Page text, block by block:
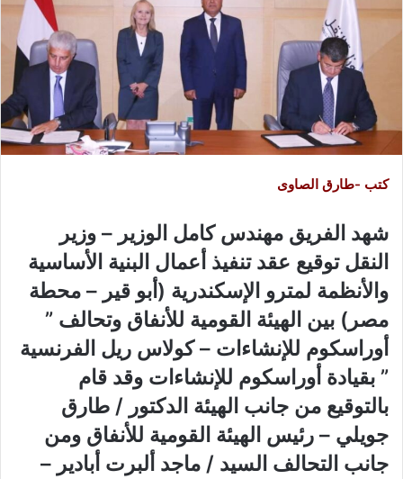
كتب -طارق الصاوى
شهد الفريق مهندس كامل الوزير – وزير
النقل توقيع عقد تنفيذ أعمال البنية الأساسية
والأنظمة لمترو الإسكندرية (أبو قير – محطة
مصر) بين الهيئة القومية للأنفاق وتحالف ”
أوراسكوم للإنشاءات – كولاس ريل الفرنسية
” بقيادة أوراسكوم للإنشاءات وقد قام
بالتوقيع من جانب الهيئة الدكتور / طارق
جويلي – رئيس الهيئة القومية للأنفاق ومن
جانب التحالف السيد / ماجد ألبرت أبادير –